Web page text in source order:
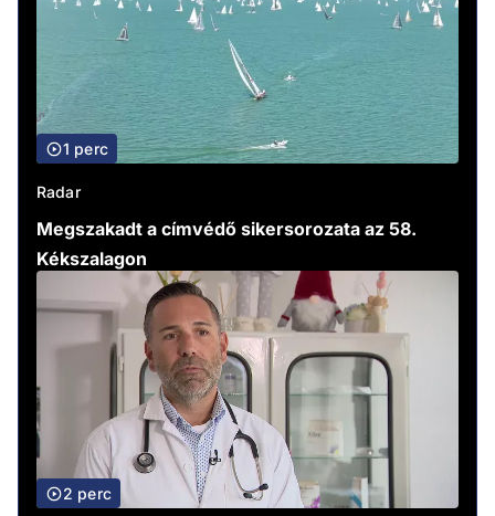
1 perc
Radar
Megszakadt a címvédő sikersorozata az 58.
Kékszalagon
2 perc